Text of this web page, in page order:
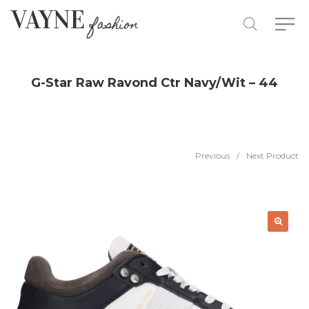
G-Star Raw Ravond Ctr Navy/Wit – 44
Previous / Next Product